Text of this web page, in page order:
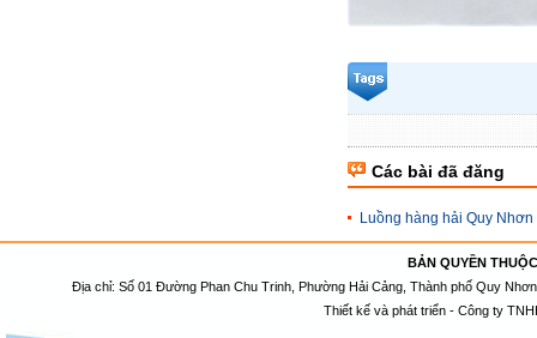
Các bài đã đăng
Luồng hàng hải Quy Nhơn
BẢN QUYỀN
Địa chỉ: Số 01 Đường Phan Chu Trinh, Phường Hải Cảng, Thành phố Quy
Thiết kế và phát triển - Công ty